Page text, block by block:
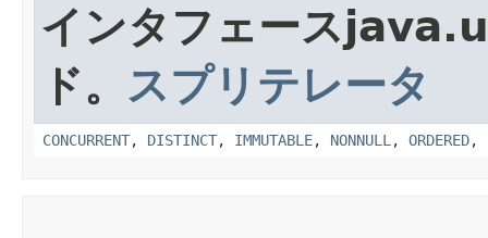
インタフェース
ド。 スプリテレータ
CONCURRENT, DISTINCT, IMMUTABLE, NONNULL , ORDERED,